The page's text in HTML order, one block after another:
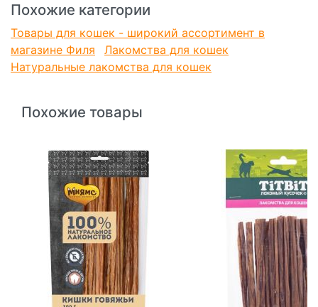
Похожие категории
Товары для кошек - широкий ассортимент в
магазине Филя
Лакомства для кошек
Натуральные лакомства для кошек
Похожие товары